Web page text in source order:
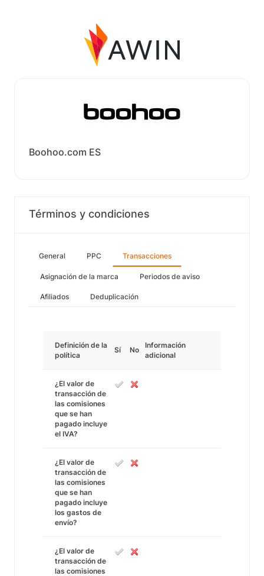
Boohoo.com ES
Términos y condiciones
General PPC Transacciones
Asignación de la marca Periodos de aviso
Afiliados Deduplicación
Definición de la
política
Sí No
Información
adicional
¿El valor de
transacción de
las comisiones
que se han
pagado incluye
el IVA?
¿El valor de
transacción de
las comisiones
que se han
pagado incluye
los gastos de
envío?
¿El valor de
transacción de
las comisiones